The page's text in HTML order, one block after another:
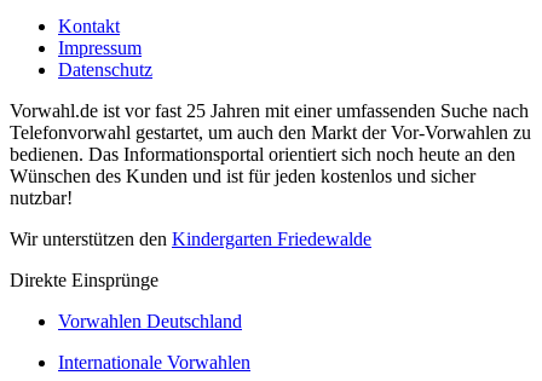
Kontakt
Impressum
Datenschutz
Vorwahl.de ist vor fast 25 Jahren mit einer umfassenden Suche nach
Telefonvorwahl gestartet, um auch den Markt der Vor-Vorwahlen zu
bedienen. Das Informationsportal orientiert sich noch heute an den
Wünschen des Kunden und ist für jeden kostenlos und sicher
nutzbar!
Wir unterstützen den Kindergarten Friedewalde
Direkte Einsprünge
Vorwahlen Deutschland
Internationale Vorwahlen